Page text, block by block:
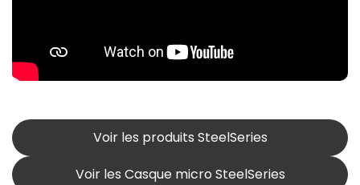
Voir les produits SteelSeries
Voir les Casque micro SteelSeries